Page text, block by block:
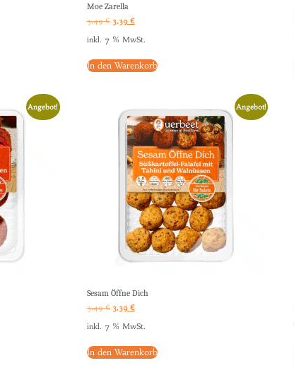
Moe Zarella
3,49€ 3,39 €
inkl. 7 % MwSt.
In den Warenkorb
Angebot! Angebot!
Sesam Öffne Dich
3,49€ 3,39 €
inkl. 7 % MwSt.
In den Warenkorb